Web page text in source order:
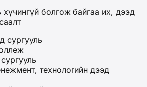
хүчингүй болгож байгаа их, дээд
сургууль
технологийн дээд